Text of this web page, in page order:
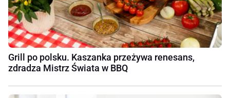
Grill po polsku. Kaszanka przeżywa renesans,
zdradza Mistrz Świata w BBQ